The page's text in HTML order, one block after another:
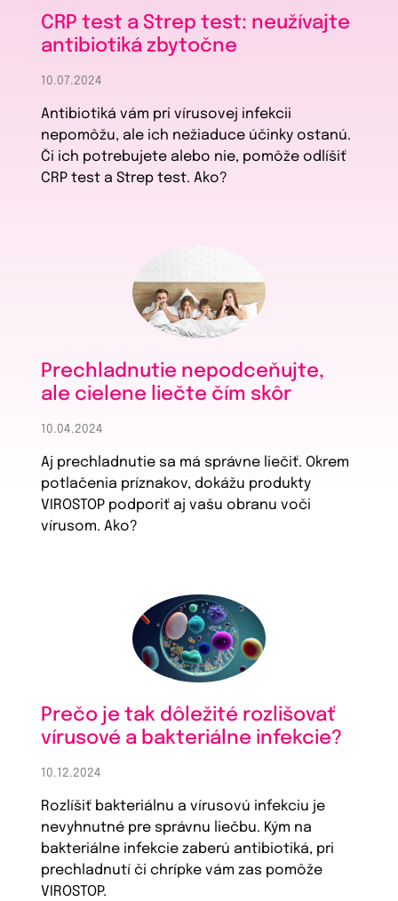
CRP test a Strep test: neužívajte
antibiotiká zbytočne
10.07.2024
Antibiotiká vám pri vírusovej infekcii
nepomôžu, ale ich nežiaduce účinky ostanú.
Či ich potrebujete alebo nie, pomôže odlíšiť
CRP test a Strep test. Ako?
Prechladnutie nepodceňujte,
ale cielene liečte čím skôr
10.04.2024
Aj prechladnutie sa má správne liečiť. Okrem
potlačenia príznakov, dokážu produkty
VIROSTOP podporiť aj vašu obranu voči
vírusom. Ako?
Prečo je tak dôležité rozlišovať
vírusové a bakteriálne infekcie?
10.12.2024
Rozlíšiť bakteriálnu a vírusovú infekciu je
nevyhnutné pre správnu liečbu. Kým na
bakteriálne infekcie zaberú antibiotiká, pri
prechladnutí či chrípke vám zas pomôže
VIROSTOP.